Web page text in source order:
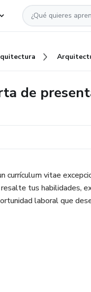
de
currículum vitae
tus habilidades,
laboral que